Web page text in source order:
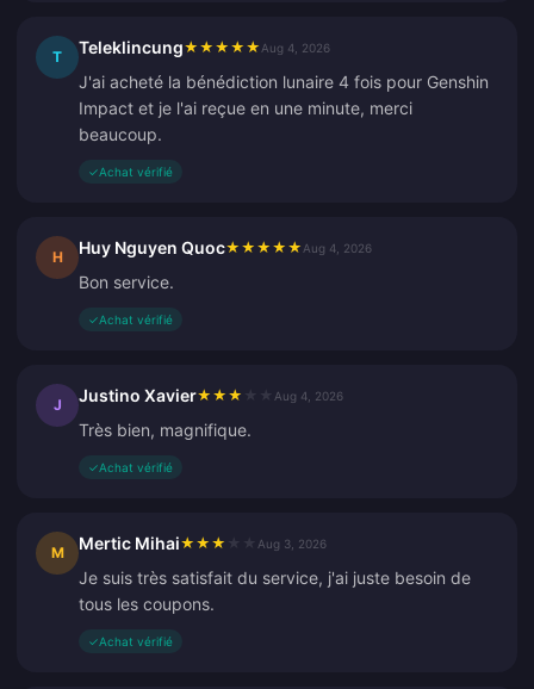
T Teleklincung★ ★ ★ ★ ★ Aug 4, 2026
J'ai acheté la bénédiction lunaire 4 fois pour Genshin
Impact et je l'ai reçue en une minute, merci
beaucoup.
✓Achat vérifié
H Huy Nguyen Quoc★ ★ ★ ★ ★ Aug 4, 2026
Bon service.
✓Achat vérifié
J Justino Xavier★ ★ ★ Aug 4, 2026
Très bien, magnifique.
✓Achat vérifié
M Mertic Mihai★ ★ ★ Aug 3, 2026
Je suis très satisfait du service, j'ai juste besoin de
tous les coupons.
✓Achat vérifié